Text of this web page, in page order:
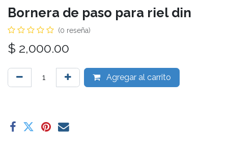
Bornera de paso para riel din
(0 reseña)
$ 2,000.00
Agregar al carrito